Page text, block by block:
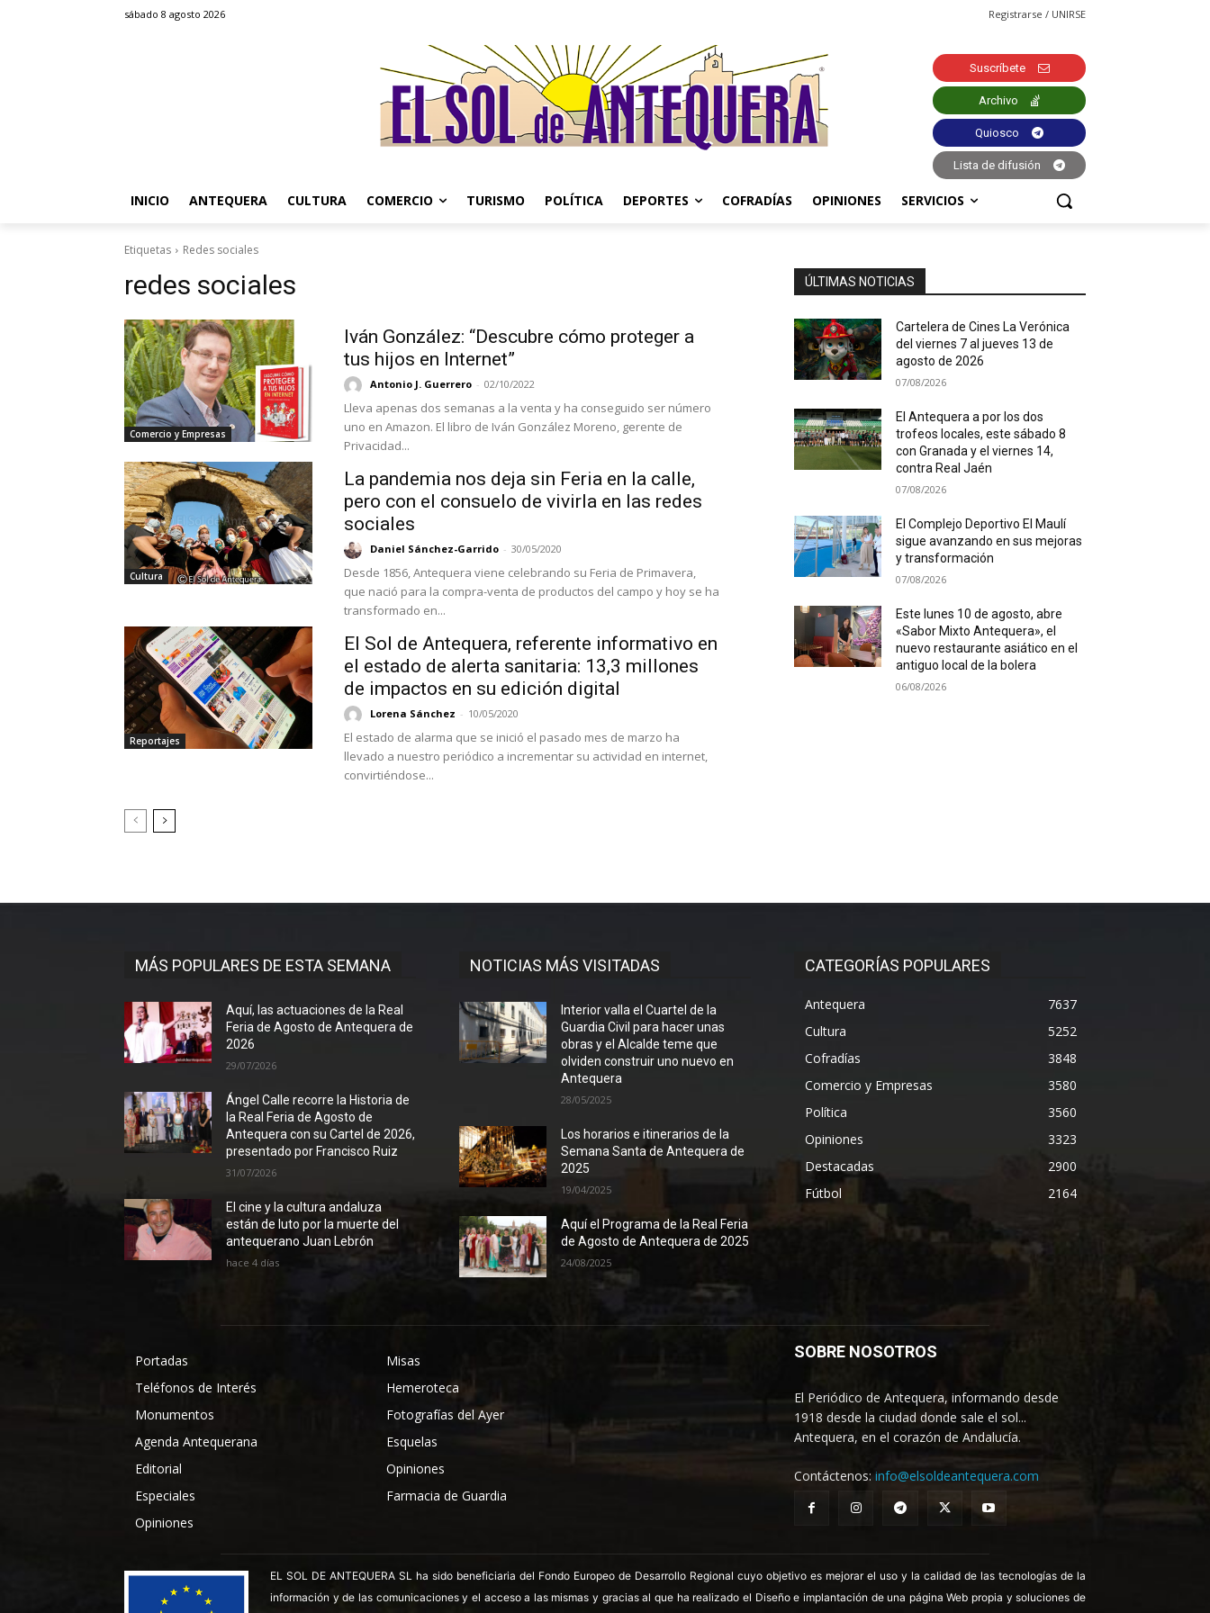
sábado 8 agosto 2026 Registrarse / UNIRSE
Suscríbete
Archivo
Quiosco
Lista de difusión
INICIO ANTEQUERA CULTURA COMERCIO TURISMO POLÍTICA DEPORTES COFRADÍAS OPINIONES SERVICIOS
Etiquetas Redes sociales
redes sociales
Comercio y Empresas
Iván González: “Descubre cómo proteger a
tus hijos en Internet”
Antonio J. Guerrero - 02/10/2022
Lleva apenas dos semanas a la venta y ha conseguido ser número
uno en Amazon. El libro de Iván González Moreno, gerente de
Privacidad...
Cultura
La pandemia nos deja sin Feria en la calle,
pero con el consuelo de vivirla en las redes
sociales
Daniel Sánchez-Garrido - 30/05/2020
Desde 1856, Antequera viene celebrando su Feria de Primavera,
que nació para la compra-venta de productos del campo y hoy se ha
transformado en...
Reportajes
El Sol de Antequera, referente informativo en
el estado de alerta sanitaria: 13,3 millones
de impactos en su edición digital
Lorena Sánchez - 10/05/2020
El estado de alarma que se inició el pasado mes de marzo ha
llevado a nuestro periódico a incrementar su actividad en internet,
convirtiéndose...
ÚLTIMAS NOTICIAS
Cartelera de Cines La Verónica
del viernes 7 al jueves 13 de
agosto de 2026
07/08/2026
El Antequera a por los dos
trofeos locales, este sábado 8
con Granada y el viernes 14,
contra Real Jaén
07/08/2026
El Complejo Deportivo El Maulí
sigue avanzando en sus mejoras
y transformación
07/08/2026
Este lunes 10 de agosto, abre
«Sabor Mixto Antequera», el
nuevo restaurante asiático en el
antiguo local de la bolera
06/08/2026
MÁS POPULARES DE ESTA SEMANA
Aquí, las actuaciones de la Real
Feria de Agosto de Antequera de
2026
29/07/2026
Ángel Calle recorre la Historia de
la Real Feria de Agosto de
Antequera con su Cartel de 2026,
presentado por Francisco Ruiz
31/07/2026
El cine y la cultura andaluza
están de luto por la muerte del
antequerano Juan Lebrón
hace 4 días
NOTICIAS MÁS VISITADAS
Interior valla el Cuartel de la
Guardia Civil para hacer unas
obras y el Alcalde teme que
olviden construir uno nuevo en
Antequera
28/05/2025
Los horarios e itinerarios de la
Semana Santa de Antequera de
2025
19/04/2025
Aquí el Programa de la Real Feria
de Agosto de Antequera de 2025
24/08/2025
CATEGORÍAS POPULARES
Antequera
7637
Cultura
5252
Cofradías
3848
Comercio y Empresas
3580
Política
3560
Opiniones
3323
Destacadas
2900
Fútbol
2164
Portadas
Teléfonos de Interés
Monumentos
Agenda Antequerana
Editorial
Especiales
Opiniones
Misas
Hemeroteca
Fotografías del Ayer
Esquelas
Opiniones
Farmacia de Guardia
SOBRE NOSOTROS
El Periódico de Antequera, informando desde
1918 desde la ciudad donde sale el sol...
Antequera, en el corazón de Andalucía.
Contáctenos: info@elsoldeantequera.com
EL SOL DE ANTEQUERA SL ha sido beneficiaria del Fondo Europeo de Desarrollo Regional cuyo objetivo es mejorar el uso y la calidad de las tecnologías de la
información y de las comunicaciones y el acceso a las mismas y gracias al que ha realizado el Diseño e implantación de una página Web propia y soluciones de